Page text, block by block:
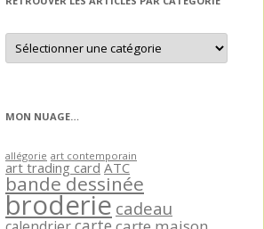
Retrouver
les
articles
MON NUAGE…
allégorie art contemporain
art trading card ATC
bande dessinée
broderie cadeau